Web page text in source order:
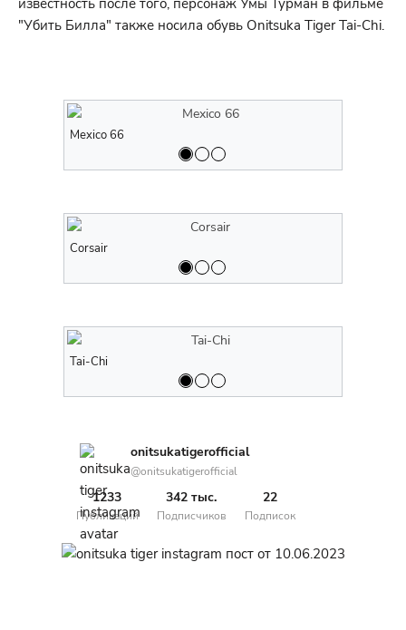
"Убить Билла" также носила обувь Onitsuka Tiger Tai-Chi.
Mexico 66
Corsair
Tai-Chi
onitsukatigerofficial
@onitsukatigerofficial
1233
Публикаций
342 тыс.
Подписчиков
22
Подписок